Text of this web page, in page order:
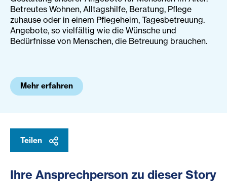
Betreutes Wohnen, Alltagshilfe, Beratung, Pflege
zuhause oder in einem Pflegeheim, Tagesbetreuung.
Angebote, so vielfältig wie die Wünsche und
Bedürfnisse von Menschen, die Betreuung brauchen.
Mehr erfahren
Teilen
Ihre Ansprechperson zu dieser Story